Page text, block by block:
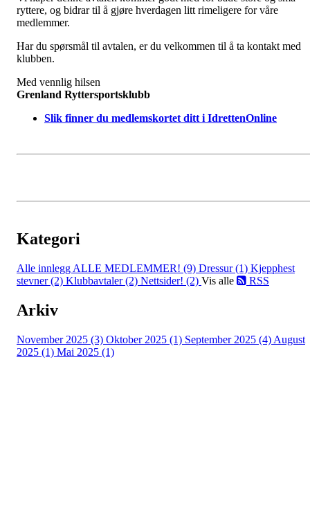
ryttere, og bidrar til å gjøre hverdagen litt rimeligere for våre
medlemmer.
Har du spørsmål til avtalen, er du velkommen til å ta kontakt med
klubben.
Med vennlig hilsen
Grenland Ryttersportsklubb
Slik finner du medlemskortet ditt i IdrettenOnline
Kategori
Alle innlegg ALLE MEDLEMMER! (9) Dressur (1) Kjepphest
stevner (2) Klubbavtaler (2) Nettsider! (2) Vis alle RSS
Arkiv
November 2025 (3) Oktober 2025 (1) September 2025 (4) August
2025 (1) Mai 2025 (1)